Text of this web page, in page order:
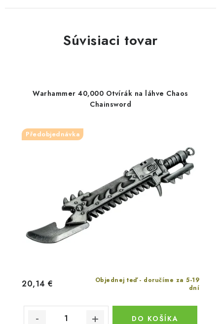
Súvisiaci tovar
Warhammer 40,000 Otvírák na láhve Chaos
Chainsword
Předobjednávka
Objednej teď - doručíme za 5-19
dní
20,14 €
DO KOŠÍKA